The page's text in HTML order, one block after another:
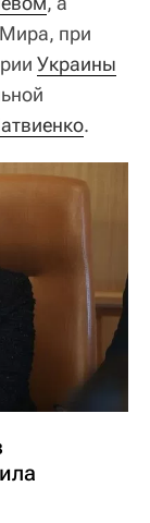
при
Украины
.